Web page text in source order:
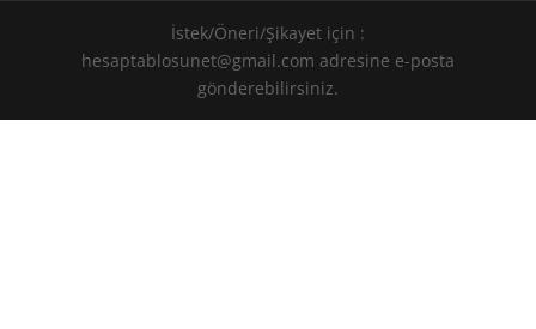
İstek/Öneri/Şikayet için :
hesaptablosunet@gmail.com adresine e-posta
gönderebilirsiniz.